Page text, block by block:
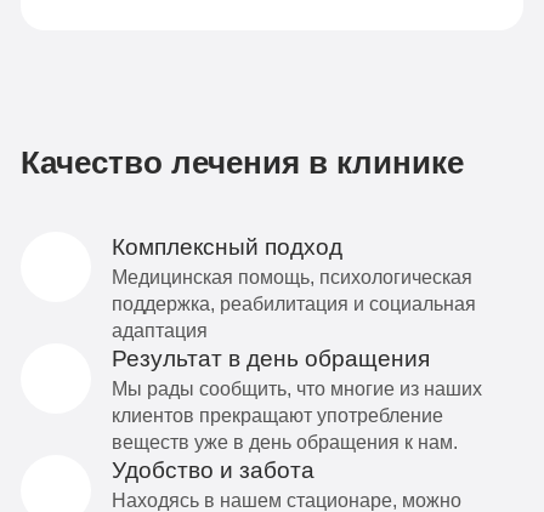
Качество лечения в клинике
Комплексный подход
Медицинская помощь, психологическая
поддержка, реабилитация и социальная
адаптация
Результат в день обращения
Мы рады сообщить, что многие из наших
клиентов прекращают употребление
веществ уже в день обращения к нам.
Удобство и забота
Находясь в нашем стационаре, можно